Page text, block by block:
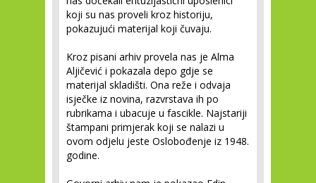
koji su nas proveli kroz historiju,
pokazujući materijal koji čuvaju.
Kroz pisani arhiv provela nas je Alma
Aljičević i pokazala depo gdje se
materijal skladišti. Ona reže i odvaja
isječke iz novina, razvrstava ih po
rubrikama i ubacuje u fascikle. Najstariji
štampani primjerak koji se nalazi u
ovom odjelu jeste Oslobođenje iz 1948.
godine.